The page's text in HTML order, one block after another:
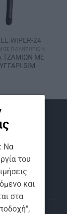
Να
του
και
στα
24
ΠΛΥΝΤΗΡΊΩΝ
ΤΖΑΜΙΩΝ ΜΕ
SIM